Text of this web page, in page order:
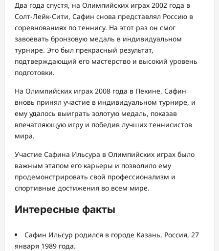
Два года спустя, на Олимпийских играх 2002 года в
Солт-Лейк-Сити, Сафин снова представлял Россию в
соревнованиях по теннису. На этот раз он смог
завоевать бронзовую медаль в индивидуальном
турнире. Это был прекрасный результат,
подтверждающий его мастерство и высокий уровень
подготовки.
На Олимпийских играх 2008 года в Пекине, Сафин
вновь принял участие в индивидуальном турнире, и
ему удалось выиграть золотую медаль, показав
впечатляющую игру и победив лучших теннисистов
мира.
Участие Сафина Ильсура в Олимпийских играх было
важным этапом его карьеры и позволило ему
продемонстрировать свой профессионализм и
спортивные достижения во всем мире.
Интересные факты
Сафин Ильсур родился в городе Казань, Россия, 27
января 1989 года.